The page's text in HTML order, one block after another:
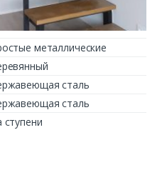
металлические
сталь
сталь
ступени